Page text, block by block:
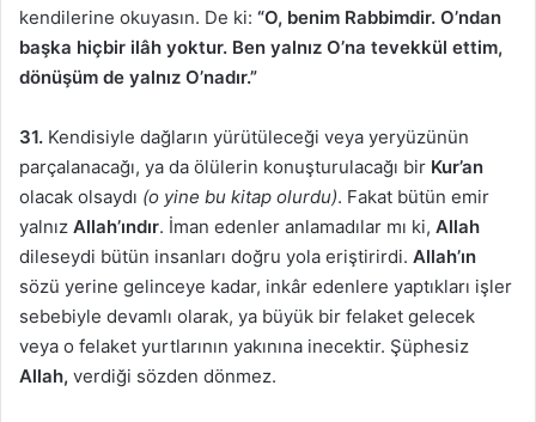
kendilerine okuyasın. De ki: “O, benim Rabbimdir. O’ndan
başka hiçbir ilâh yoktur. Ben yalnız O’na tevekkül ettim,
dönüşüm de yalnız O’nadır.”
31. Kendisiyle dağların yürütüleceği veya yeryüzünün
parçalanacağı, ya da ölülerin konuşturulacağı bir Kur’an
olacak olsaydı (o yine bu kitap olurdu). Fakat bütün emir
yalnız Allah’ındır. İman edenler anlamadılar mı ki, Allah
dileseydi bütün insanları doğru yola eriştirirdi. Allah’ın
sözü yerine gelinceye kadar, inkâr edenlere yaptıkları işler
sebebiyle devamlı olarak, ya büyük bir felaket gelecek
veya o felaket yurtlarının yakınına inecektir. Şüphesiz
Allah, verdiği sözden dönmez.